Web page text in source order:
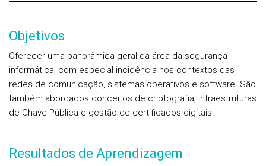
Objetivos
Oferecer uma panorâmica geral da área da segurança
informática, com especial incidência nos contextos das
redes de comunicação, sistemas operativos e software. São
também abordados conceitos de criptografia, Infraestruturas
de Chave Pública e gestão de certificados digitais.
Resultados de Aprendizagem